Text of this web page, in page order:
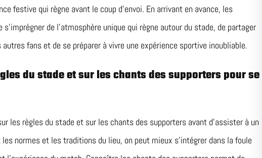
festive qui règne avant le coup d’envoi. En arrivant en avance, les
de l’atmosphère unique qui règne autour du stade, de partager
fans et de se préparer à vivre une expérience sportive inoubliable.
du stade et sur les chants des supporters pour se
les règles du stade et sur les chants des supporters avant d’assister à un
normes et les traditions du lieu, on peut mieux s’intégrer dans la foule